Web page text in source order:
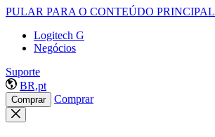
PULAR PARA O CONTEÚDO PRINCIPAL
Logitech G
Negócios
Suporte
BR,pt
Comprar Comprar